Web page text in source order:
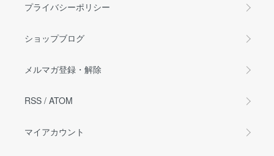
プライバシーポリシー
ショップブログ
メルマガ登録・解除
RSS / ATOM
マイアカウント